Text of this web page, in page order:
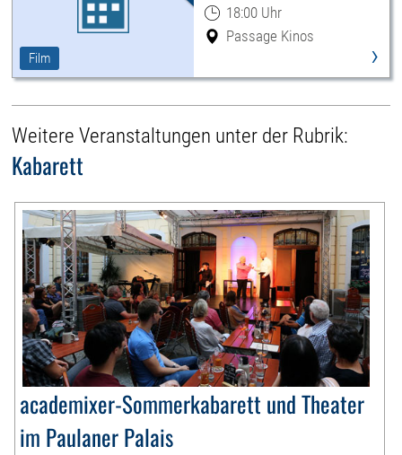
Film
18:00 Uhr
Passage Kinos
›
Weitere Veranstaltungen unter der Rubrik:
Kabarett
academixer-Sommerkabarett und Theater
im Paulaner Palais